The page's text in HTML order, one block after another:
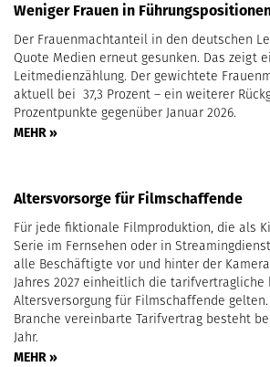
Weniger Frauen in
Der Frauenmachtanteil in den deutschen
Quote Medien erneut gesunken. Das zeigt
Leitmedienzählung. Der gewichtete
aktuell bei 37,3 Prozent – ein weiterer
Prozentpunkte gegenüber Januar 2026.
MEHR »
Altersvorsorge für Filmschaffende
Für jede fiktionale Filmproduktion, die als
Serie im Fernsehen oder in
alle Beschäftigte vor und hinter der
Jahres 2027 einheitlich die
Altersversorgung für Filmschaffende
Branche vereinbarte Tarifvertrag besteht
Jahr.
MEHR »